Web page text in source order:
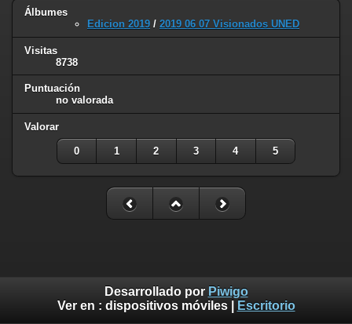
Álbumes
Edicion 2019 / 2019 06 07 Visionados UNED
Visitas
8738
Puntuación
no valorada
Valorar
0 1 2 3 4 5
Desarrollado por Piwigo
Ver en : dispositivos móviles| Escritorio